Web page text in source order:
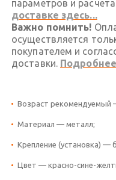
параметров и
доставке здесь...
Важно помнить!
осуществляется
покупателем и
доставки.
Возраст рекомендуемый
Материал — металл;
Крепление (установка) —
Цвет — красно-сине-